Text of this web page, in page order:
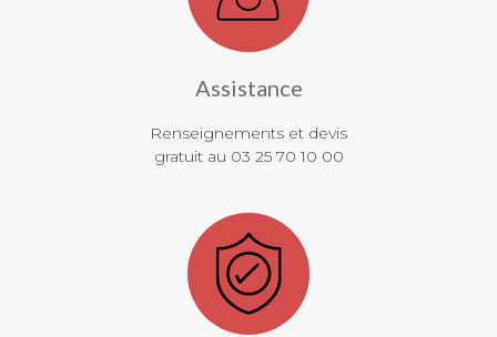
Assistance
Renseignements et devis
gratuit au 03 25 70 10 00